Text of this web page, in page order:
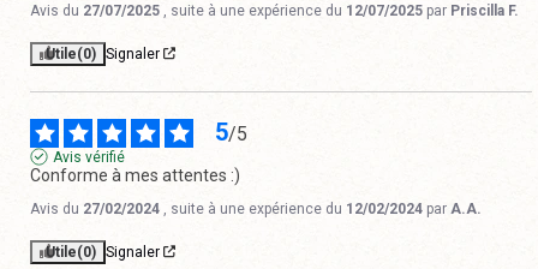
Avis du 27/07/2025 , suite à une expérience du 12/07/2025 par Priscilla F.
Utile(0) Signaler
5/5
Avis vérifié
Conforme à mes attentes :)
Avis du 27/02/2024 , suite à une expérience du 12/02/2024 par A.A.
Utile(0) Signaler